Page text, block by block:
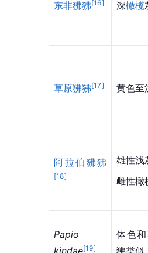
东非狒狒[16] 深橄榄
草原狒狒[17] 黄色至
阿拉伯狒狒
[18]
雄性浅
雌性橄
Papio
kindae[19]
体色
狒类似